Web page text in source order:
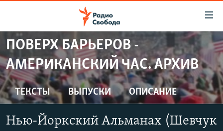
упрощенного
доступа
Вернуться
к
основному
содержанию
Вернутся
ПРОГРАММЫ
ПОДКАСТЫ
АВТОРСКИЕ ПРОЕКТЫ
ЦИТАТЫ СВОБОДЫ
МНЕНИЯ
ПОВЕРХ БАРЬЕРОВ -
АМЕРИКАНСКИЙ ЧАС. АРХИВ
ТЕКСТЫ ВЫПУСКИ ОПИСАНИЕ
Нью-Йоркский Альманах (Шевчук